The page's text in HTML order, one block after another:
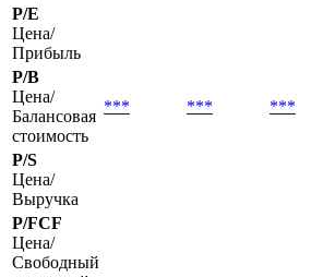
P/E
Цена/
Прибыль
P/B
Цена/
Балансовая
стоимость
*** *** ***
P/S
Цена/
Выручка
P/FCF
Цена/
Свободный